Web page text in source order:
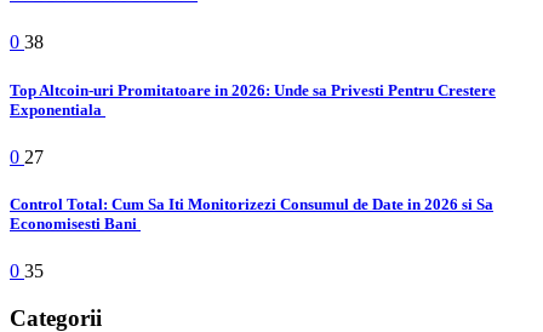
0 38
Top Altcoin-uri Promitatoare in 2026: Unde sa Privesti Pentru Crestere
Exponentiala
0 27
Control Total: Cum Sa Iti Monitorizezi Consumul de Date in 2026 si Sa
Economisesti Bani
0 35
Categorii